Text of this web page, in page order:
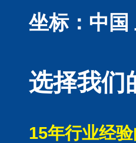
坐标：中国
选择我们
15年行业经